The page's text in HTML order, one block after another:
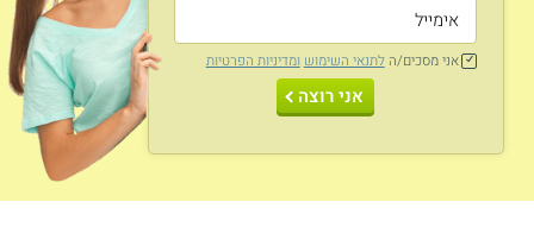
נושאי לימוד
לימודי תואר ראשון בקרימינולוגיה כוללים נושאי לימוד רבים
אני מסכים/הלתנאי השימוש ומדיניות הפרטיות
אני רוצה